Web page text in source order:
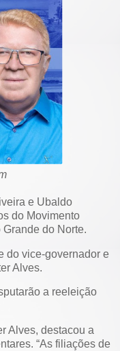
e Ubaldo
do Movimento
do Norte.
do vice-governador e
Alves.
a reeleição
Alves, destacou a
“As filiações de